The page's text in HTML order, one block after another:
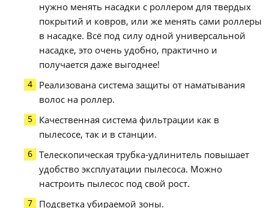
нужно менять насадки с роллером для твердых
покрытий и ковров, или же менять сами роллеры
в насадке. Всё под силу одной универсальной
насадке, это очень удобно, практично и
получается даже выгоднее!
Реализована система защиты от наматывания
волос на роллер.
Качественная система фильтрации как в
пылесосе, так и в станции.
Телескопическая трубка-удлинитель повышает
удобство эксплуатации пылесоса. Можно
настроить пылесос под свой рост.
Подсветка убираемой зоны.